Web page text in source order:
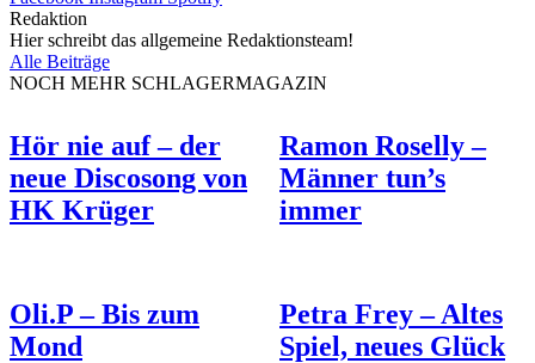
Redaktion
Hier schreibt das allgemeine Redaktionsteam!
Alle Beiträge
NOCH MEHR SCHLAGERMAGAZIN
Hör nie auf – der
neue Discosong von
HK Krüger
Ramon Roselly –
Männer tun’s
immer
Oli.P – Bis zum
Mond
Petra Frey – Altes
Spiel, neues Glück